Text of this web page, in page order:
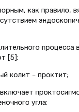
как правило,
[5]:
колит – проктит;
включает
угла;